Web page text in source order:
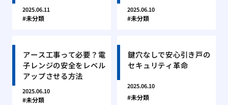
2025.06.11
未分類
2025.06.10
未分類
アース工事って必要？電
子レンジの安全をレベル
アップさせる方法
2025.06.10
未分類
鍵穴なしで安心引き戸の
セキュリティ革命
2025.06.10
未分類